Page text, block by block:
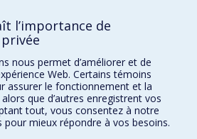
l’importance de
nous permet d’améliorer et de
Web. Certains témoins
assurer le fonctionnement et la
que d’autres enregistrent vos
tout, vous consentez à notre
mieux répondre à vos besoins.